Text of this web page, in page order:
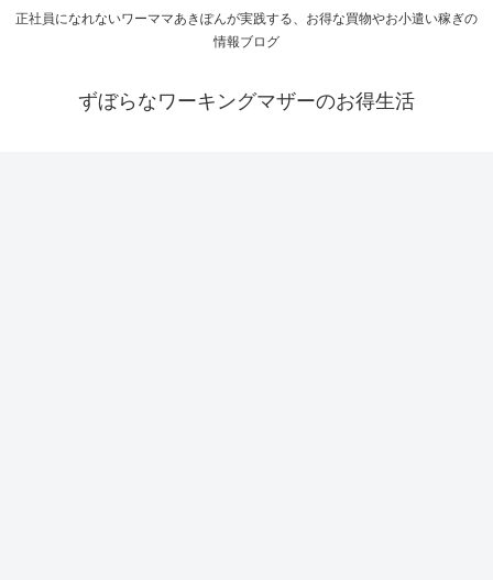
正社員になれないワーママあきぽんが実践する、お得な買物やお小遣い稼ぎの
情報ブログ
ずぼらなワーキングマザーのお得生活